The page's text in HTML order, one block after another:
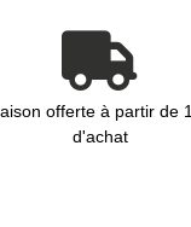
offerte à partir de
d'achat